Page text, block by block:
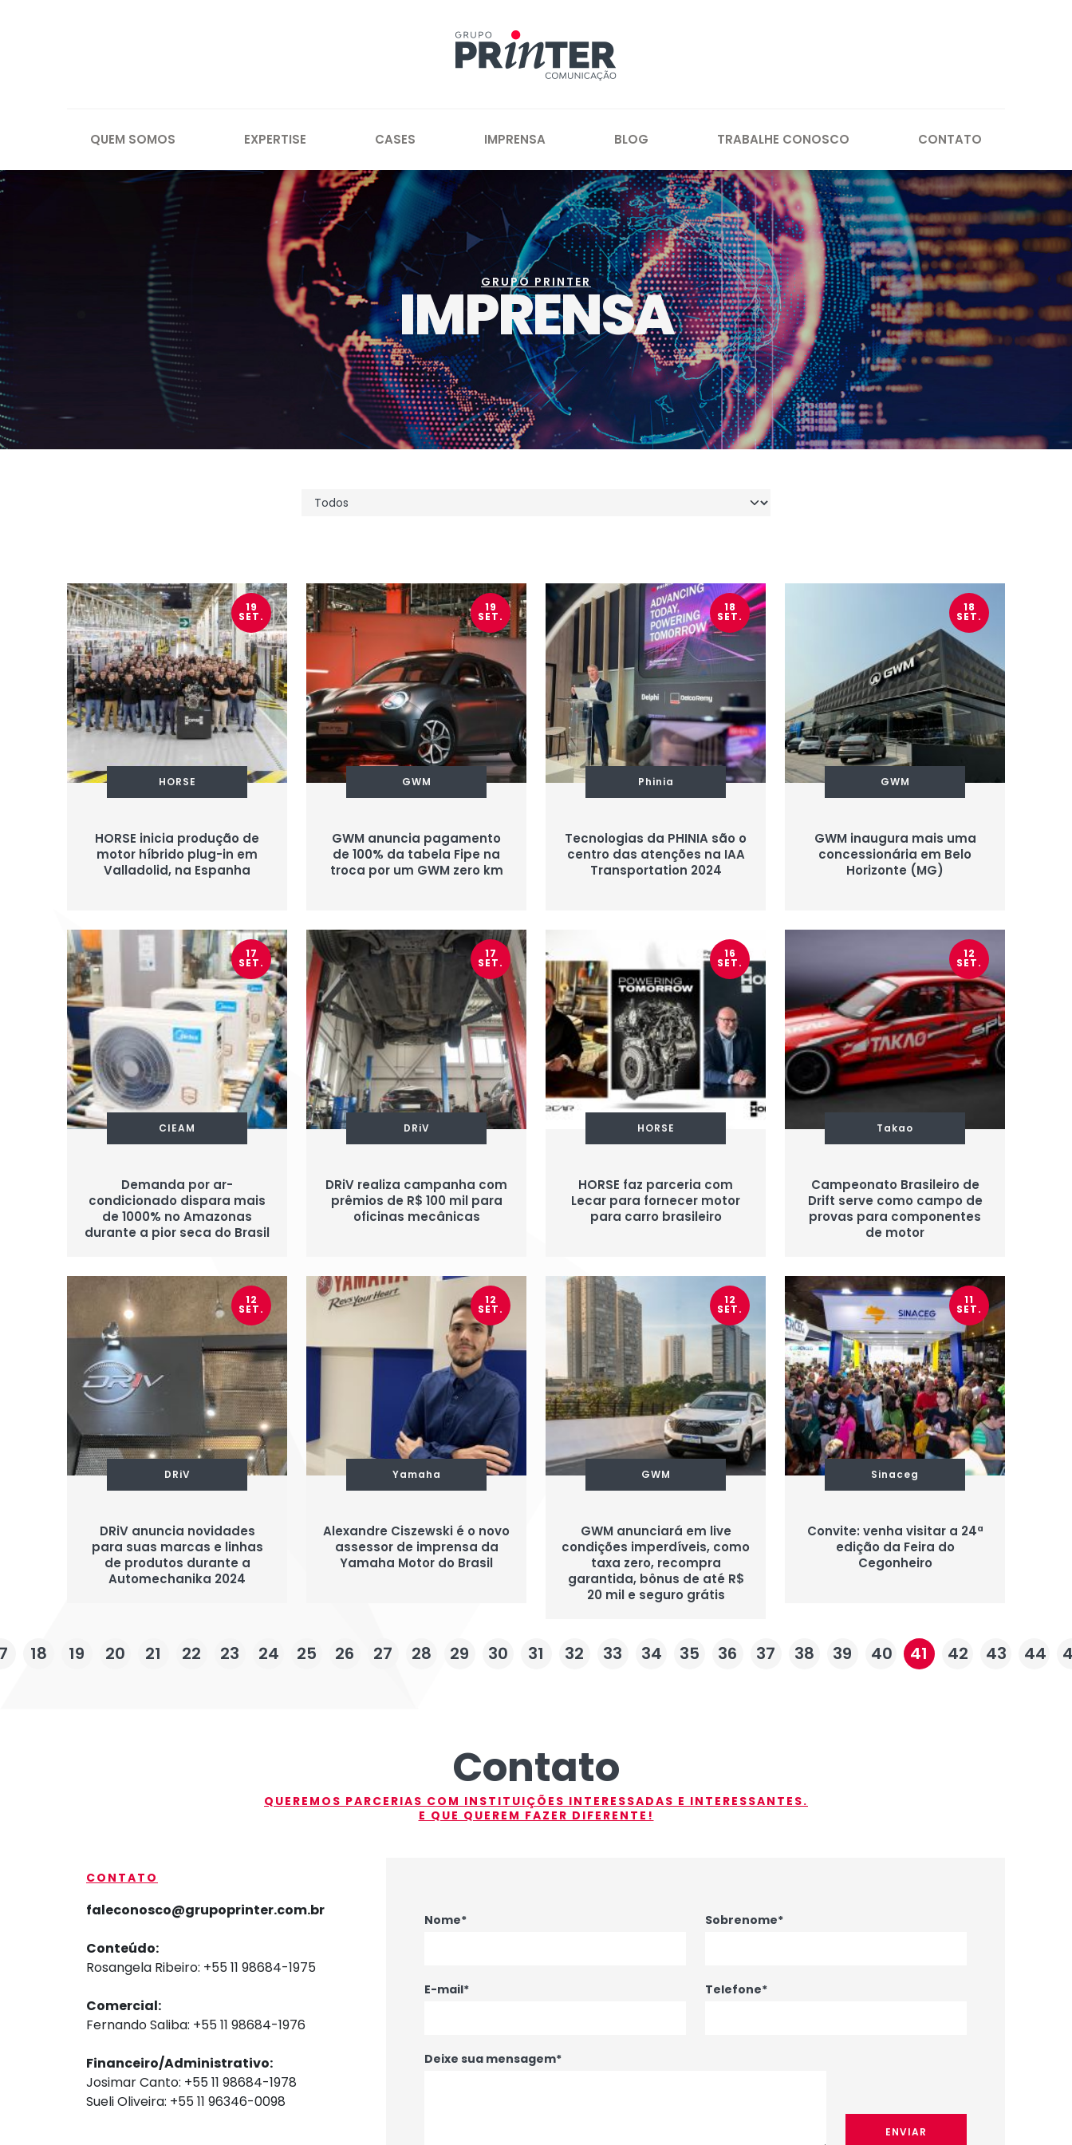
QUEM SOMOS EXPERTISE CASES IMPRENSA BLOG TRABALHE CONOSCO CONTATO
GRUPO PRINTER
IMPRENSA
19
SET.
HORSE
HORSE inicia produção de
motor híbrido plug-in em
Valladolid, na Espanha
19
SET.
GWM
GWM anuncia pagamento
de 100% da tabela Fipe na
troca por um GWM zero km
18
SET.
Phinia
Tecnologias da PHINIA são o
centro das atenções na IAA
Transportation 2024
18
SET.
GWM
GWM inaugura mais uma
concessionária em Belo
Horizonte (MG)
17
SET.
CIEAM
Demanda por ar-
condicionado dispara mais
de 1000% no Amazonas
durante a pior seca do Brasil
17
SET.
DRiV
DRiV realiza campanha com
prêmios de R$ 100 mil para
oficinas mecânicas
16
SET.
HORSE
HORSE faz parceria com
Lecar para fornecer motor
para carro brasileiro
12
SET.
Takao
Campeonato Brasileiro de
Drift serve como campo de
provas para componentes
de motor
12
SET.
DRiV
DRiV anuncia novidades
para suas marcas e linhas
de produtos durante a
Automechanika 2024
12
SET.
Yamaha
Alexandre Ciszewski é o novo
assessor de imprensa da
Yamaha Motor do Brasil
12
SET.
GWM
GWM anunciará em live
condições imperdíveis, como
taxa zero, recompra
garantida, bônus de até R$
20 mil e seguro grátis
11
SET.
Sinaceg
Convite: venha visitar a 24ª
edição da Feira do
Cegonheiro
18 19 20 21 22 23 24 25 26 27 28 29 30 31 32 33 34 35 36 37 38 39 40 41 42 43 44
Contato
QUEREMOS PARCERIAS COM INSTITUIÇÕES INTERESSADAS E INTERESSANTES.
E QUE QUEREM FAZER DIFERENTE!
CONTATO
faleconosco@grupoprinter.com.br
Conteúdo:
Rosangela Ribeiro: +55 11 98684-1975
Comercial:
Fernando Saliba: +55 11 98684-1976
Financeiro/Administrativo:
Josimar Canto: +55 11 98684-1978
Sueli Oliveira: +55 11 96346-0098
Nome* Sobrenome*
E-mail* Telefone*
Deixe sua mensagem*
ENVIAR